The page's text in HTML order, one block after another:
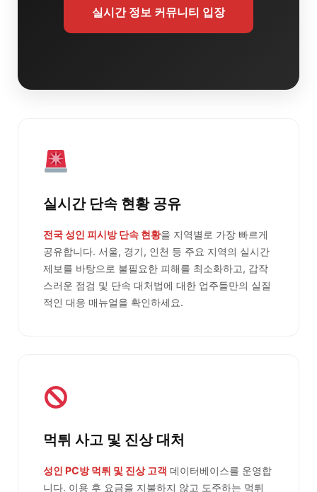
실시간 정보 커뮤니티 입장
실시간 단속 현황 공유
전국 성인 피시방 단속 현황을 지역별로 가장 빠르게
공유합니다. 서울, 경기, 인천 등 주요 지역의 실시간
제보를 바탕으로 불필요한 피해를 최소화하고, 갑작
스러운 점검 및 단속 대처법에 대한 업주들만의 실질
적인 대응 매뉴얼을 확인하세요.
먹튀 사고 및 진상 대처
성인 PC방 먹튀 및 진상 고객 데이터베이스를 운영합
니다. 이용 후 요금을 지불하지 않고 도주하는 먹튀